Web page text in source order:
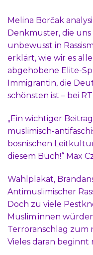
Melina Borčak
Denkmuster, die
unbewusst in
erklärt, wie wir es
abgehobene Elite-
Immigrantin, die
schönsten ist – bei
„Ein wichtiger
muslimisch-
bosnischen
diesem Buch!“ Max
Wahlplakat,
Antimuslimischer
Doch zu viele
Muslim:innen
Terroranschlag zum
Vieles daran beginnt